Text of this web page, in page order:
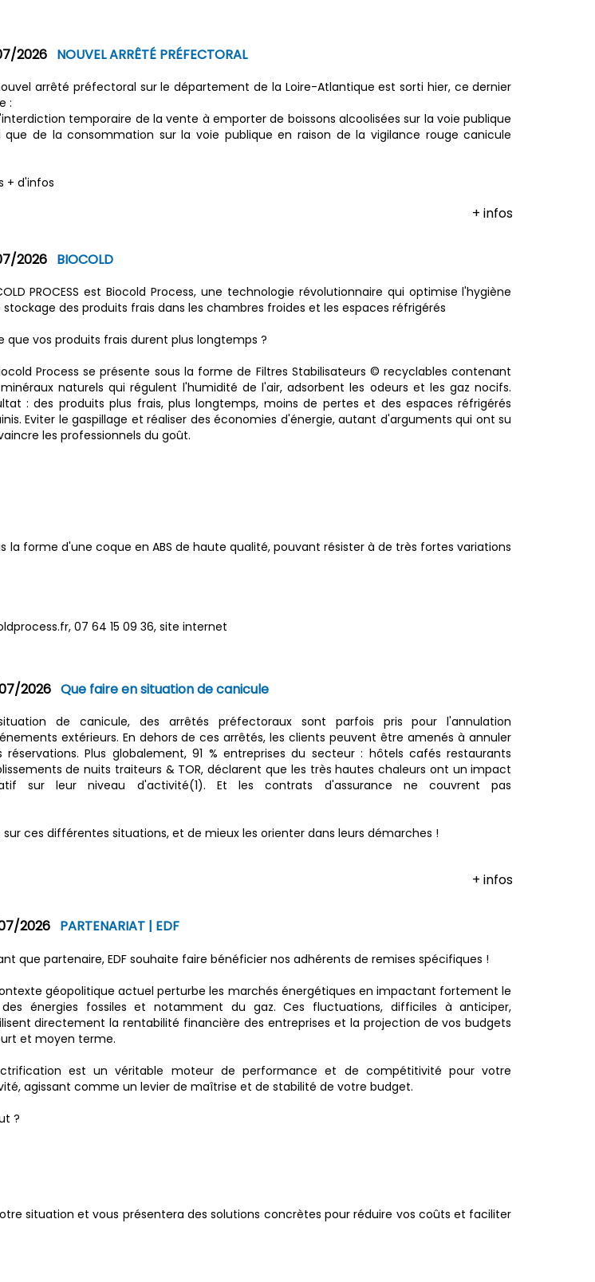
2026 NOUVEL ARRÊTÉ PRÉFECTORAL
arrêté préfectoral sur le département de la Loire-Atlantique est sorti hier, ce dernier
:
temporaire de la vente à emporter de boissons alcoolisées sur la voie publique
que de la consommation sur la voie publique en raison de la vigilance rouge canicule
+ d'infos
+ infos
2026 BIOCOLD
PROCESS est Biocold Process, une technologie révolutionnaire qui optimise l'hygiène
stockage des produits frais dans les chambres froides et les espaces réfrigérés
que vos produits frais durent plus longtemps ?
Process se présente sous la forme de Filtres Stabilisateurs © recyclables contenant
naturels qui régulent l'humidité de l'air, adsorbent les odeurs et les gaz nocifs.
: des produits plus frais, plus longtemps, moins de pertes et des espaces réfrigérés
Eviter le gaspillage et réaliser des économies d'énergie, autant d'arguments qui ont su
les professionnels du goût.
la forme d'une coque en ABS de haute qualité, pouvant résister à de très fortes variations
07 64 15 09 36, site internet
2026 Que faire en situation de canicule
de canicule, des arrêtés préfectoraux sont parfois pris pour l'annulation
extérieurs. En dehors de ces arrêtés, les clients peuvent être amenés à annuler
réservations. Plus globalement, 91 % entreprises du secteur : hôtels cafés restaurants
de nuits traiteurs & TOR, déclarent que les très hautes chaleurs ont un impact
sur leur niveau d'activité(1). Et les contrats d'assurance ne couvrent pas
ces différentes situations, et de mieux les orienter dans leurs démarches !
+ infos
2026 PARTENARIAT | EDF
que partenaire, EDF souhaite faire bénéficier nos adhérents de remises spécifiques !
géopolitique actuel perturbe les marchés énergétiques en impactant fortement le
énergies fossiles et notamment du gaz. Ces fluctuations, difficiles à anticiper,
directement la rentabilité financière des entreprises et la projection de vos budgets
et moyen terme.
est un véritable moteur de performance et de compétitivité pour votre
agissant comme un levier de maîtrise et de stabilité de votre budget.
?
situation et vous présentera des solutions concrètes pour réduire vos coûts et faciliter